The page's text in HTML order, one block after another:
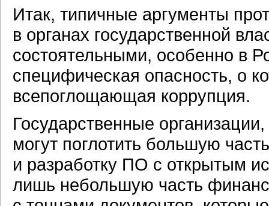
Итак, типичные аргументы
в органах государственной
состоятельными, особенно в
специфическая опасность, о
всепоглощающая коррупция.
Государственные
могут поглотить большую
и разработку ПО с открытым
лишь небольшую часть